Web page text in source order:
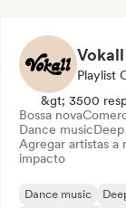
Playlist
&gt; 3500
Bossa nova
Dance music
Agregar artistas a
impacto
Dance music